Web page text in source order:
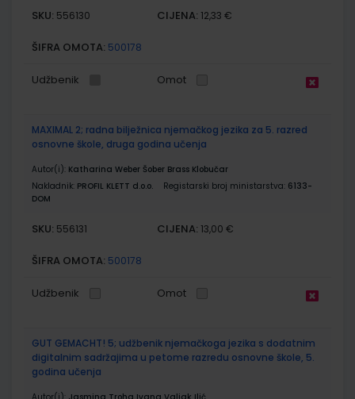
SKU: 556130 CIJENA: 12,33 €
ŠIFRA OMOTA: 500178
Udžbenik Omot
MAXIMAL 2; radna bilježnica njemačkog jezika za 5. razred
osnovne škole, druga godina učenja
Autor(i): Katharina Weber Šober Brass Klobučar
Nakladnik: PROFIL KLETT d.o.o. Registarski broj ministarstva: 6133-
DOM
SKU: 556131 CIJENA: 13,00 €
ŠIFRA OMOTA: 500178
Udžbenik Omot
GUT GEMACHT! 5; udžbenik njemačkoga jezika s dodatnim
digitalnim sadržajima u petome razredu osnovne škole, 5.
godina učenja